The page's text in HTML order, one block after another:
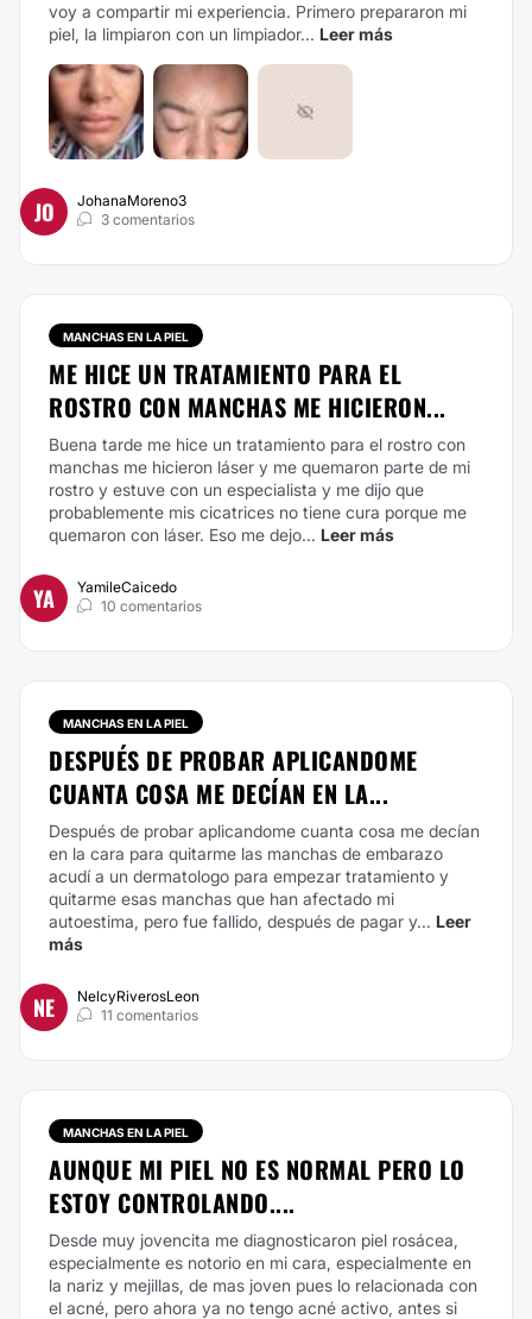
voy a compartir mi experiencia. Primero prepararon mi
piel, la limpiaron con un limpiador... Leer más
JO
JohanaMoreno3
3 comentarios
MANCHAS EN LA PIEL
ME HICE UN TRATAMIENTO PARA EL
ROSTRO CON MANCHAS ME HICIERON...
Buena tarde me hice un tratamiento para el rostro con
manchas me hicieron láser y me quemaron parte de mi
rostro y estuve con un especialista y me dijo que
probablemente mis cicatrices no tiene cura porque me
quemaron con láser. Eso me dejo... Leer más
YA
YamileCaicedo
10 comentarios
MANCHAS EN LA PIEL
DESPUÉS DE PROBAR APLICANDOME
CUANTA COSA ME DECÍAN EN LA...
Después de probar aplicandome cuanta cosa me decían
en la cara para quitarme las manchas de embarazo
acudí a un dermatologo para empezar tratamiento y
quitarme esas manchas que han afectado mi
autoestima, pero fue fallido, después de pagar y... Leer
más
NE
NelcyRiverosLeon
11 comentarios
MANCHAS EN LA PIEL
AUNQUE MI PIEL NO ES NORMAL PERO LO
ESTOY CONTROLANDO....
Desde muy jovencita me diagnosticaron piel rosácea,
especialmente es notorio en mi cara, especialmente en
la nariz y mejillas, de mas joven pues lo relacionada con
el acné, pero ahora ya no tengo acné activo, antes si